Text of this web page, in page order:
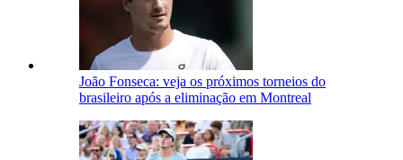
João Fonseca: veja os próximos torneios do
brasileiro após a eliminação em Montreal